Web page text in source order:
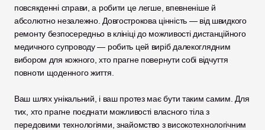
повсякденні справи, а робити це легше, впевненіше й
абсолютно незалежно. Довгострокова цінність — від швидкого
ремонту безпосередньо в клініці до можливості дистанційного
медичного супроводу — робить цей виріб далекоглядним
вибором для кожного, хто прагне повернути собі відчуття
повноти щоденного життя.
Ваш шлях унікальний, і ваш протез має бути таким самим. Для
тих, хто прагне поєднати можливості власного тіла з
передовими технологіями, знайомство з високотехнологічним